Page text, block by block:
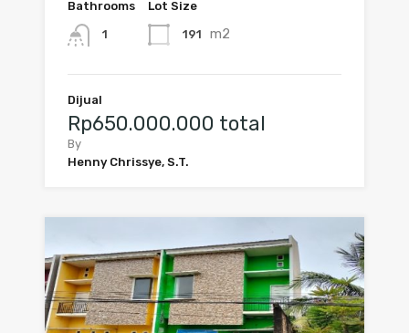
Bathrooms
1
Lot Size
191 m2
Dijual
Rp650.000.000 total
By
Henny Chrissye, S.T.